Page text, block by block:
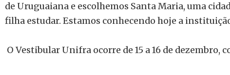
de Uruguaiana e escolhemos Santa Maria, uma
filha estudar. Estamos conhecendo hoje a
O Vestibular Unifra ocorre de 15 a 16 de dezembro,